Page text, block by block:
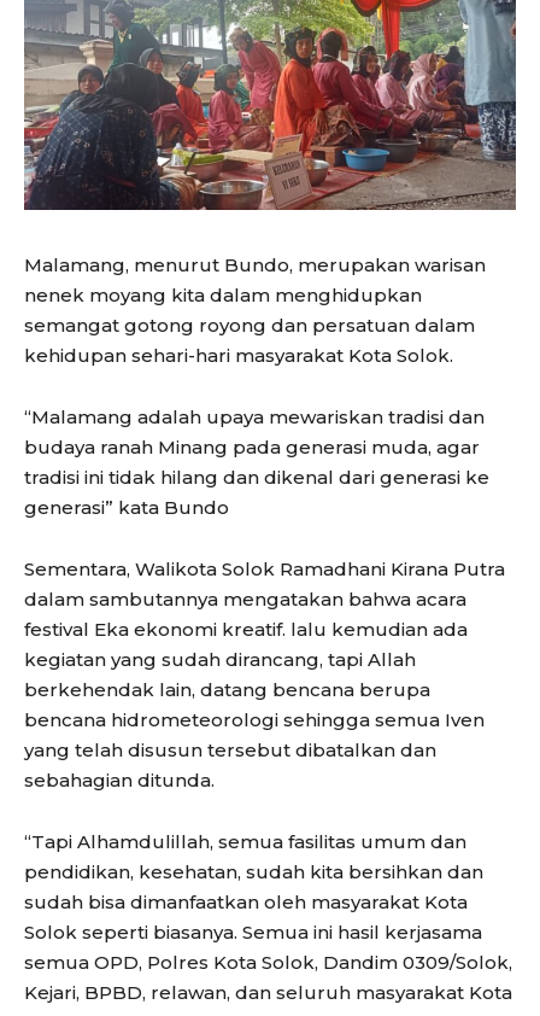
Malamang, menurut Bundo, merupakan warisan
nenek moyang kita dalam menghidupkan
semangat gotong royong dan persatuan dalam
kehidupan sehari-hari masyarakat Kota Solok.
“Malamang adalah upaya mewariskan tradisi dan
budaya ranah Minang pada generasi muda, agar
tradisi ini tidak hilang dan dikenal dari generasi ke
generasi” kata Bundo
Sementara, Walikota Solok Ramadhani Kirana Putra
dalam sambutannya mengatakan bahwa acara
festival Eka ekonomi kreatif. lalu kemudian ada
kegiatan yang sudah dirancang, tapi Allah
berkehendak lain, datang bencana berupa
bencana hidrometeorologi sehingga semua Iven
yang telah disusun tersebut dibatalkan dan
sebahagian ditunda.
“Tapi Alhamdulillah, semua fasilitas umum dan
pendidikan, kesehatan, sudah kita bersihkan dan
sudah bisa dimanfaatkan oleh masyarakat Kota
Solok seperti biasanya. Semua ini hasil kerjasama
semua OPD, Polres Kota Solok, Dandim 0309/Solok,
Kejari, BPBD, relawan, dan seluruh masyarakat Kota